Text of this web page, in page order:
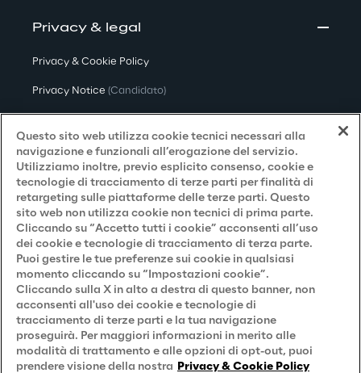
Privacy & legal
Privacy & Cookie Policy
Privacy Notice (Candidato)
Privacy Notice(Fornitore)
Privacy Notice (Marketing)
Accessibilità
Careers
Contacts
Questo sito web utilizza cookie tecnici necessari alla
navigazione e funzionali all’erogazione del servizio.
Utilizziamo inoltre, previo esplicito consenso, cookie e
tecnologie di tracciamento di terze parti per finalità di
retargeting sulle piattaforme delle terze parti. Questo
sito web non utilizza cookie non tecnici di prima parte.
Cliccando su “Accetto tutti i cookie” acconsenti all’uso
dei cookie e tecnologie di tracciamento di terza parte.
Puoi gestire le tue preferenze sui cookie in qualsiasi
momento cliccando su “Impostazioni cookie”.
Cliccando sulla X in alto a destra di questo banner, non
acconsenti all'uso dei cookie e tecnologie di
tracciamento di terze parti e la tua navigazione
proseguirà. Per maggiori informazioni in merito alle
modalità di trattamento e alle opzioni di opt-out, puoi
prendere visione della nostra Privacy & Cookie Policy